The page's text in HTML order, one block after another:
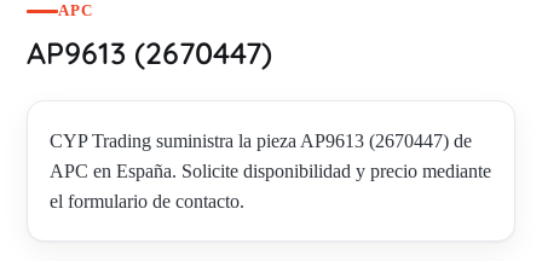
APC
AP9613 (2670447)
CYP Trading suministra la pieza AP9613 (2670447) de
APC en España. Solicite disponibilidad y precio mediante
el formulario de contacto.